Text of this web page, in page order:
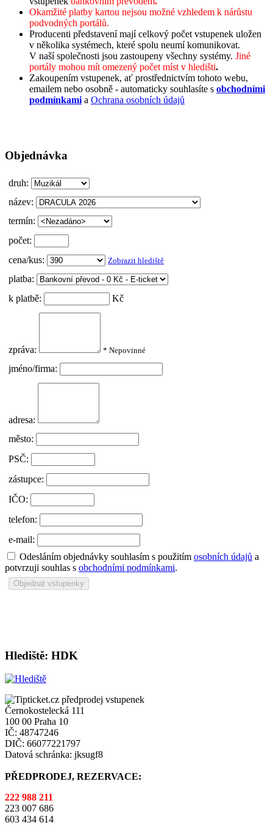
Okamžité platby kartou nejsou možné vzhledem k nárůstu
podvodných portálů.
Producenti představení mají celkový počet vstupenek uložen
v několika systémech, které spolu neumí komunikovat.
V naší společnosti jsou zastoupeny všechny systémy. Jiné
portály mohou mít omezený počet míst v hledišti.
Zakoupením vstupenek, ať prostřednictvím tohoto webu,
emailem nebo osobně - automaticky souhlasíte s obchodními
podmínkamia Ochrana osobních údajů
Objednávka
druh:
název:
termín:
počet:
cena/kus:
Zobrazit hlediště
platba:
k platbě:
Kč
zpráva: * Nepovinné
jméno/firma:
adresa:
město:
PSČ:
zástupce:
IČO:
telefon:
e-mail:
Odesláním objednávky souhlasím s použitím osobních údajů a
potvrzuji souhlas s obchodními podmínkami.
Hlediště: HDK
Černokostelecká 111
100 00 Praha 10
IČ: 48747246
DIČ: 66077221797
Datová schránka: jksugf8
PŘEDPRODEJ, REZERVACE:
222 988 211
223 007 686
603 434 614